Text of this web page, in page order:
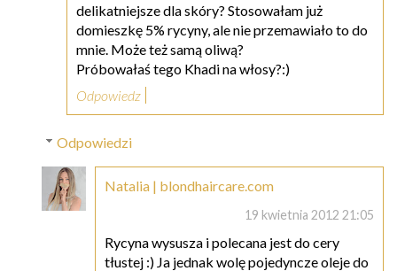
delikatniejsze dla skóry? Stosowałam już
domieszkę 5% rycyny, ale nie przemawiało to do
mnie. Może też samą oliwą?
Próbowałaś tego Khadi na włosy?:)
Odpowiedz
Odpowiedzi
Natalia | blondhaircare.com
19 kwietnia 2012 21:05
Rycyna wysusza i polecana jest do cery
tłustej :) Ja jednak wolę pojedyncze oleje do